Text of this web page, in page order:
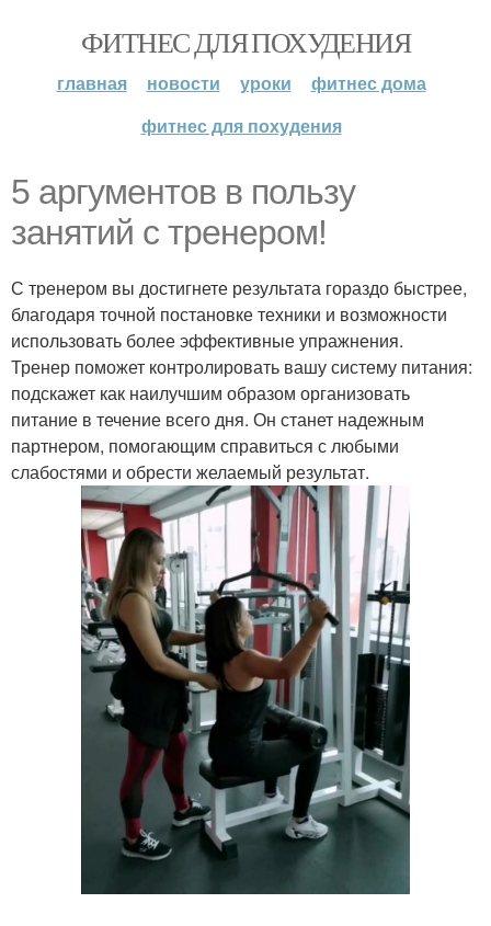
ФИТНЕС ДЛЯ ПОХУДЕНИЯ
главная новости уроки
фитнес дома
фитнес для похудения
5 аргументов в пользу
занятий с тренером!
С тренером вы достигнете результата гораздо быстрее,
благодаря точной постановке техники и возможности
использовать более эффективные упражнения.
Тренер поможет контролировать вашу систему питания:
подскажет как наилучшим образом организовать
питание в течение всего дня. Он станет надежным
партнером, помогающим справиться с любыми
слабостями и обрести желаемый результат.